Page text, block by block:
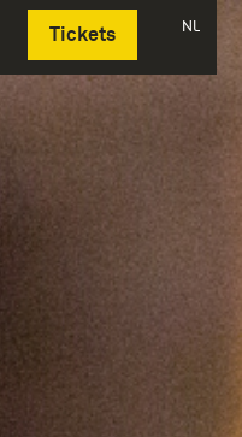
Tickets NL
Deutsch